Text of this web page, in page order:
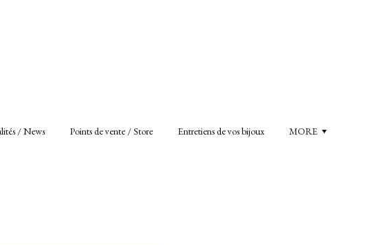
/ News Points de vente / Store Entretiens de vos bijoux MORE